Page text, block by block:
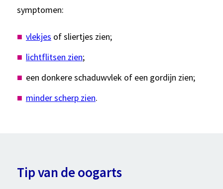
symptomen:
vlekjes of sliertjes zien;
lichtflitsen zien;
een donkere schaduwvlek of een gordijn zien;
minder scherp zien.
Tip van de oogarts